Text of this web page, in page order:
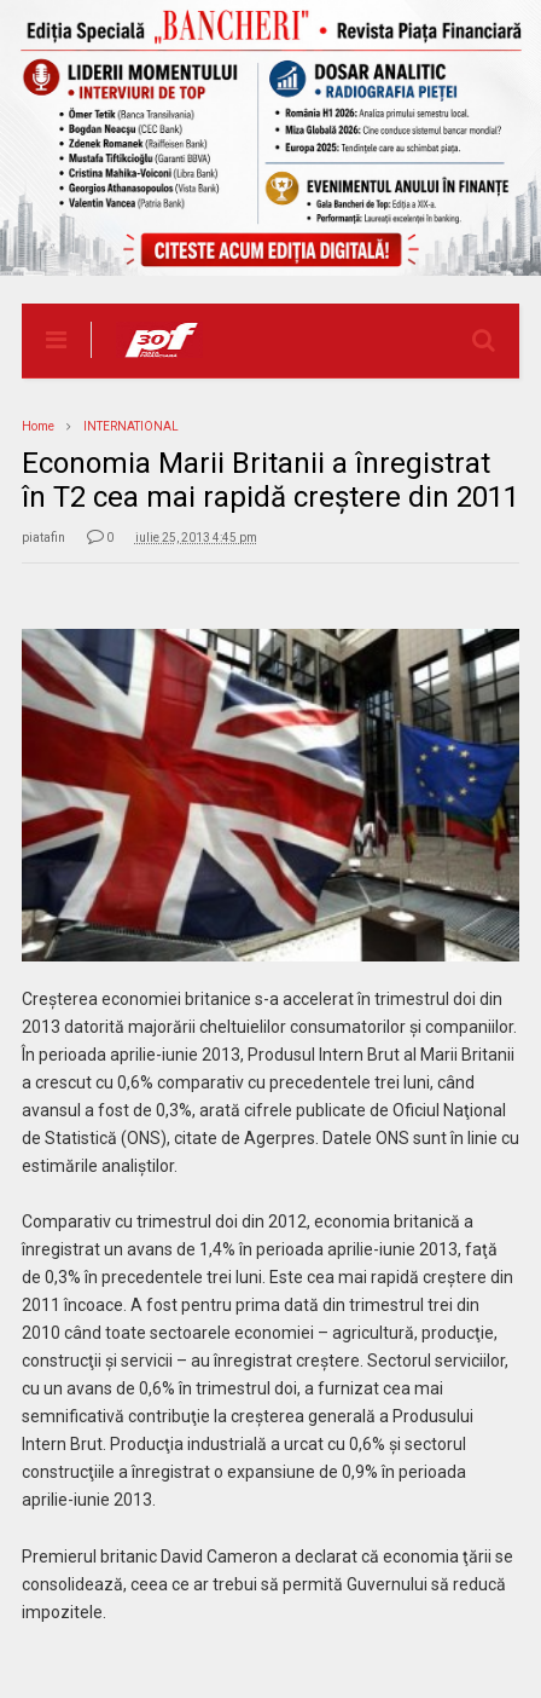
Home INTERNATIONAL
Economia Marii Britanii a înregistrat
în T2 cea mai rapidă creştere din 2011
piatafin 0 iulie 25, 2013 4:45 pm
Creşterea economiei britanice s-a accelerat în trimestrul doi din
2013 datorită majorării cheltuielilor consumatorilor şi companiilor.
În perioada aprilie-iunie 2013, Produsul Intern Brut al Marii Britanii
a crescut cu 0,6% comparativ cu precedentele trei luni, când
avansul a fost de 0,3%, arată cifrele publicate de Oficiul Naţional
de Statistică (ONS), citate de Agerpres. Datele ONS sunt în linie cu
estimările analiştilor.
Comparativ cu trimestrul doi din 2012, economia britanică a
înregistrat un avans de 1,4% în perioada aprilie-iunie 2013, faţă
de 0,3% în precedentele trei luni. Este cea mai rapidă creştere din
2011 încoace. A fost pentru prima dată din trimestrul trei din
2010 când toate sectoarele economiei – agricultură, producţie,
construcţii şi servicii – au înregistrat creştere. Sectorul serviciilor,
cu un avans de 0,6% în trimestrul doi, a furnizat cea mai
semnificativă contribuţie la creşterea generală a Produsului
Intern Brut. Producţia industrială a urcat cu 0,6% şi sectorul
construcţiile a înregistrat o expansiune de 0,9% în perioada
aprilie-iunie 2013.
Premierul britanic David Cameron a declarat că economia ţării se
consolidează, ceea ce ar trebui să permită Guvernului să reducă
impozitele.